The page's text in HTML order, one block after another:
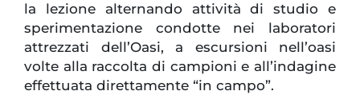
la lezione alternando attività di studio e
sperimentazione condotte nei laboratori
attrezzati dell’Oasi, a escursioni nell’oasi
volte alla raccolta di campioni e all’indagine
effettuata direttamente “in campo”.